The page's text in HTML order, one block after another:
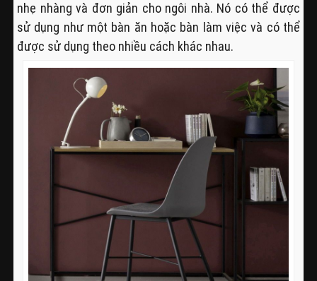
nhẹ nhàng và đơn giản cho ngôi nhà. Nó có thể được
sử dụng như một bàn ăn hoặc bàn làm việc và có thể
được sử dụng theo nhiều cách khác nhau.